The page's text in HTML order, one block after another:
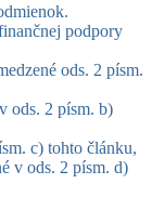
podpory
ods. 2 písm.
ods. 2 písm. b)
c) tohto článku,
v ods. 2 písm. d)